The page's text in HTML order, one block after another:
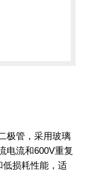
极管，采用玻璃
电流和600V重复
低损耗性能，适